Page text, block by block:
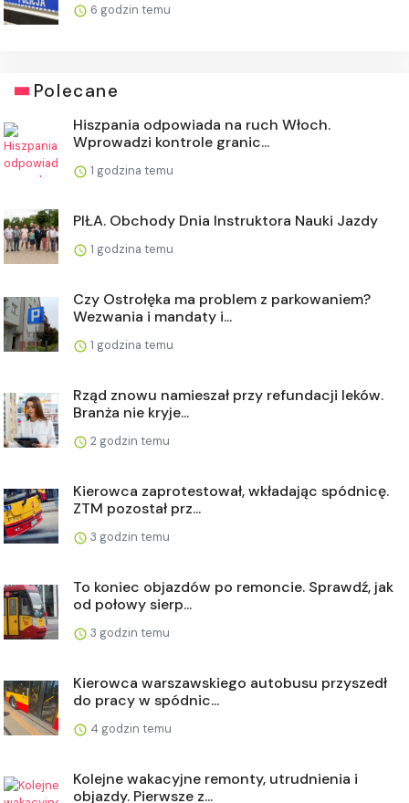
6 godzin temu
Polecane
Hiszpania odpowiada na ruch Włoch.
Wprowadzi kontrole granic...
1 godzina temu
PIŁA. Obchody Dnia Instruktora Nauki Jazdy
1 godzina temu
Czy Ostrołęka ma problem z parkowaniem?
Wezwania i mandaty i...
1 godzina temu
Rząd znowu namieszał przy refundacji leków.
Branża nie kryje...
2 godzin temu
Kierowca zaprotestował, wkładając spódnicę.
ZTM pozostał prz...
3 godzin temu
To koniec objazdów po remoncie. Sprawdź, jak
od połowy sierp...
3 godzin temu
Kierowca warszawskiego autobusu przyszedł
do pracy w spódnic...
4 godzin temu
Kolejne wakacyjne remonty, utrudnienia i
objazdy. Pierwsze z...